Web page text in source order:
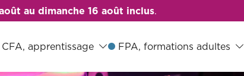
au dimanche 16 août inclus.
CFA, apprentissage FPA, formations adultes